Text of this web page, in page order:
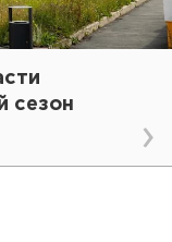
сезон